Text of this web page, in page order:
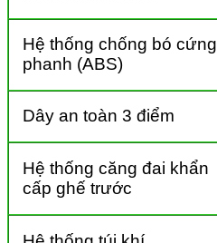
Hệ thống chống bó cứng
phanh (ABS)
Dây an toàn 3 điểm
Hệ thống căng đai khẩn
cấp ghế trước